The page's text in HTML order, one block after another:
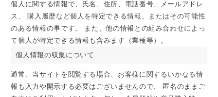
個人に関する情報で、氏名、住所、電話番号、メールアドレ
ス、 購入履歴など個人を特定できる情報、またはその可能性
のある情報の事です。 また、他の情報との組み合わせによっ
て個人が特定できる情報も含みます（業種等）。
個人情報の収集について
通常、当サイトを閲覧する場合、お客様に関するいかなる情
報も入力や開示する必要はございませんので、 匿名のままご